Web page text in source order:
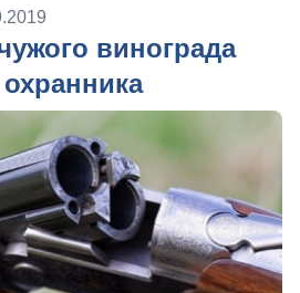
винограда